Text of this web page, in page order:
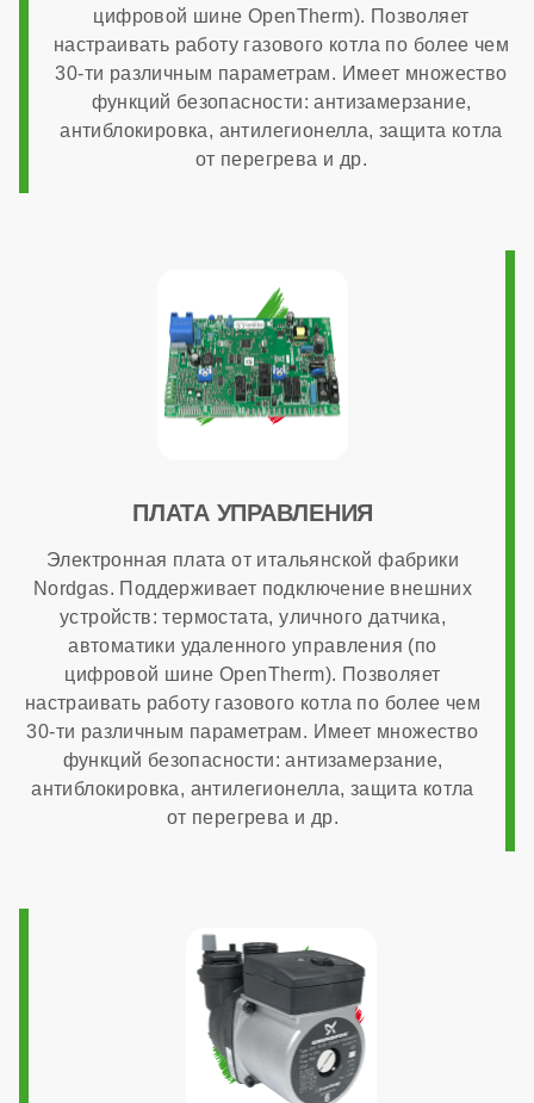
нет
Дымоходная система в комплекте
Модуляция мощности
Максимальный расход природного газа
2,72 м³/час
Страна производства
Расчетный срок службы
400x700x300 мм
цифровой шине OpenTherm). Позволяет
настраивать работу газового котла по более чем
30-ти различным параметрам. Имеет множество
функций безопасности: антизамерзание,
антиблокировка, антилегионелла, защита котла
от перегрева и др.
ПЛАТА УПРАВЛЕНИЯ
Электронная плата от итальянской фабрики
Nordgas. Поддерживает подключение внешних
устройств: термостата, уличного датчика,
автоматики удаленного управления (по
цифровой шине OpenTherm). Позволяет
настраивать работу газового котла по более чем
30-ти различным параметрам. Имеет множество
функций безопасности: антизамерзание,
антиблокировка, антилегионелла, защита котла
от перегрева и др.